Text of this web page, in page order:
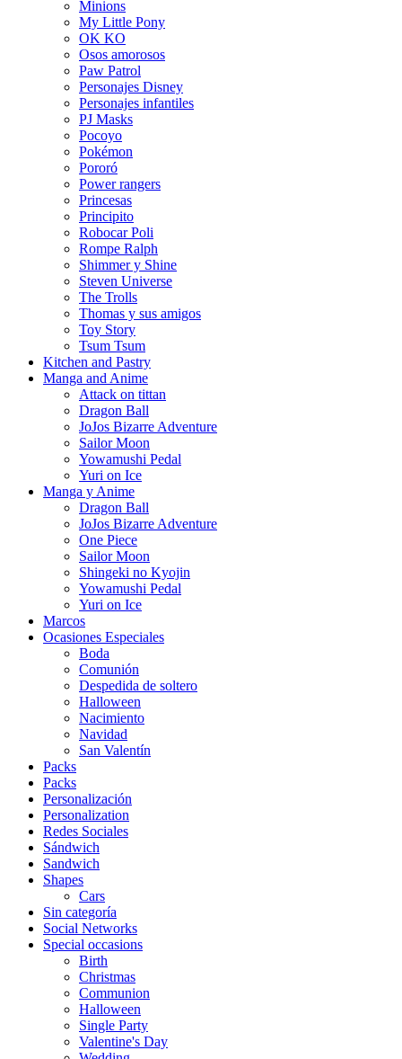
Minions
My Little Pony
OK KO
Osos amorosos
Paw Patrol
Personajes Disney
Personajes infantiles
PJ Masks
Pocoyo
Pokémon
Pororó
Power rangers
Princesas
Principito
Robocar Poli
Rompe Ralph
Shimmer y Shine
Steven Universe
The Trolls
Thomas y sus amigos
Toy Story
Tsum Tsum
Kitchen and Pastry
Manga and Anime
Attack on tittan
Dragon Ball
JoJos Bizarre Adventure
Sailor Moon
Yowamushi Pedal
Yuri on Ice
Manga y Anime
Dragon Ball
JoJos Bizarre Adventure
One Piece
Sailor Moon
Shingeki no Kyojin
Yowamushi Pedal
Yuri on Ice
Marcos
Ocasiones Especiales
Boda
Comunión
Despedida de soltero
Halloween
Nacimiento
Navidad
San Valentín
Packs
Packs
Personalización
Personalization
Redes Sociales
Sándwich
Sandwich
Shapes
Cars
Sin categoría
Social Networks
Special occasions
Birth
Christmas
Communion
Halloween
Single Party
Valentine's Day